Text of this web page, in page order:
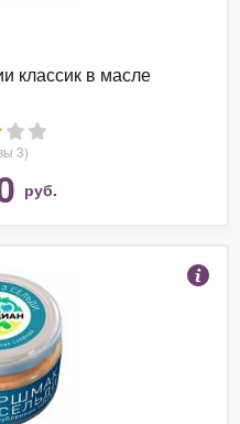
классик в масле
3)
руб.